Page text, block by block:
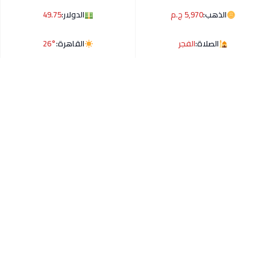
الذهب:5,970 ج.م الدولار:49.75
الصلاة:الفجر القاهرة:26°